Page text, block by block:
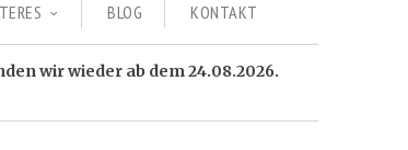
BLOG KONTAKT
wir wieder ab dem 24.08.2026.